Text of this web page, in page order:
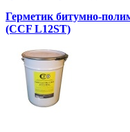
Герметик битумно-
(CCF L12SТ)